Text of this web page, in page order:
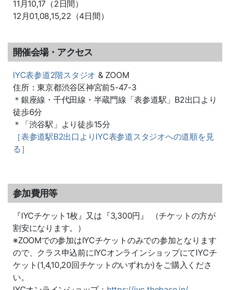
11月10,17（2日間）
12月01,08,15,22（4日間）
開催会場・アクセス
IYC表参道2階スタジオ & ZOOM
住所：東京都渋谷区神宮前5-47-3
＊銀座線・千代田線・半蔵門線「表参道駅」B2出口より
徒歩6分
＊「渋谷駅」より徒歩15分
［表参道駅B2出口よりIYC表参道スタジオへの道順を見
る］
参加費用等
『IYCチケット1枚』又は『3,300円』 （チケットの方が
割安になります。）
※ZOOMでの参加はIYCチケットのみでの参加となります
ので、クラス申込前にIYCオンラインショップにてIYCチ
ケット(1,4,10,20回チケットのいずれか)をご購入くださ
い。